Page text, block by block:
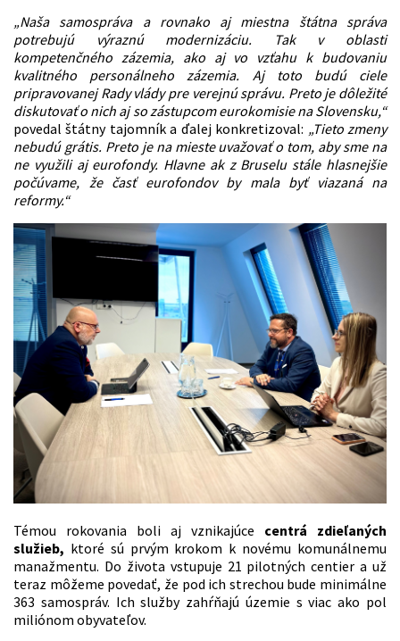
„Naša samospráva a rovnako aj miestna štátna správa
potrebujú výraznú modernizáciu. Tak v oblasti
kompetenčného zázemia, ako aj vo vzťahu k budovaniu
kvalitného personálneho zázemia. Aj toto budú ciele
pripravovanej Rady vlády pre verejnú správu. Preto je dôležité
diskutovať o nich aj so zástupcom eurokomisie na Slovensku,“
povedal štátny tajomník a ďalej konkretizoval: „Tieto zmeny
nebudú grátis. Preto je na mieste uvažovať o tom, aby sme na
ne využili aj eurofondy. Hlavne ak z Bruselu stále hlasnejšie
počúvame, že časť eurofondov by mala byť viazaná na
reformy.“
Témou rokovania boli aj vznikajúce centrá zdieľaných
služieb, ktoré sú prvým krokom k novému komunálnemu
manažmentu. Do života vstupuje 21 pilotných centier a už
teraz môžeme povedať, že pod ich strechou bude minimálne
363 samospráv. Ich služby zahŕňajú územie s viac ako pol
miliónom obyvateľov.